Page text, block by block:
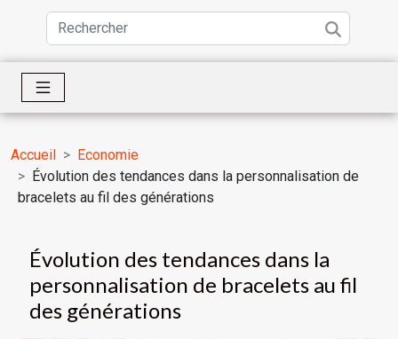
Accueil
Economie
Évolution des tendances dans la personnalisation de
bracelets au fil des générations
Évolution des tendances dans la
personnalisation de bracelets au fil
des générations